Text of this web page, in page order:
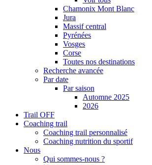
Chamonix Mont Blanc
Jura
Massif central
Pyrénées
Vosges
Corse
Toutes nos destinations
Recherche avancée
Par date
Par saison
Automne 2025
2026
Trail OFF
Coaching trail
Coaching trail personnalisé
Coaching nutrition du sportif
Nous
Qui sommes-nous ?